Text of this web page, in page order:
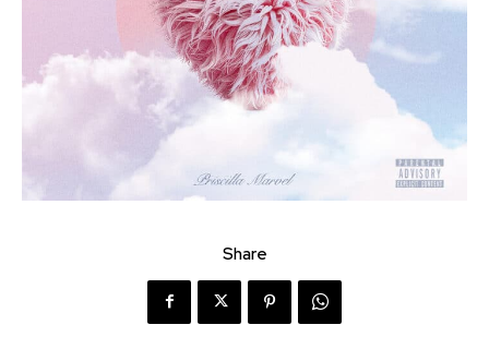
Share